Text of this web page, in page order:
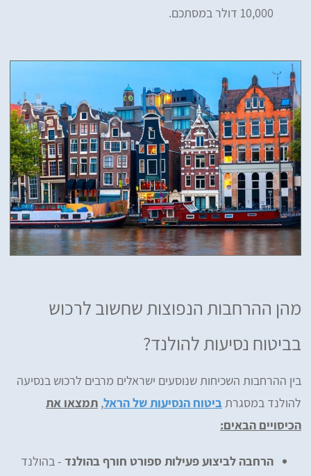
10,000 דולר במסתכם.
מהן ההרחבות הנפוצות שחשוב לרכוש
בביטוח נסיעות להולנד?
בין ההרחבות השכיחות שנוסעים ישראלים מרבים לרכוש בנסיעה
להולנד במסגרתביטוח הנסיעות של הראל, תמצאו את
הכיסויים הבאים:
הרחבה לביצוע פעילות ספורט חורף בהולנד - בהולנד